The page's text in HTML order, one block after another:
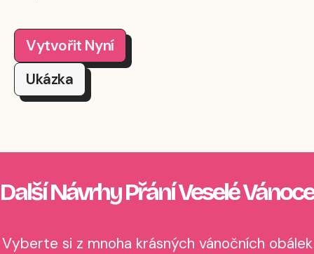
Vytvořit Nyní
Ukázka
Další Návrhy Přání Veselé Vánoce
Vyberte si z mnoha krásných vánočních obálek